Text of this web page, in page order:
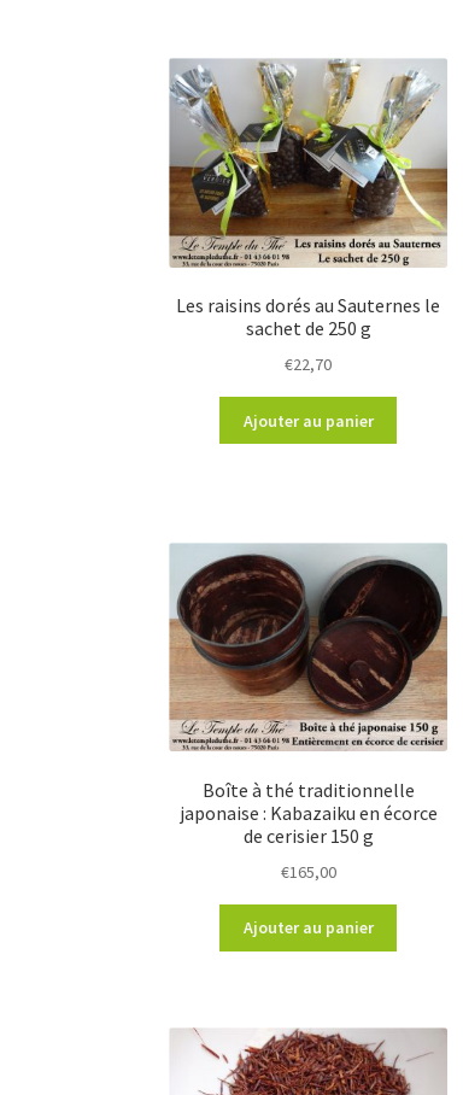
Les raisins dorés au Sauternes le
sachet de 250 g
€22,70
Ajouter au panier
Boîte à thé traditionnelle
japonaise : Kabazaiku en écorce
de cerisier 150 g
€165,00
Ajouter au panier